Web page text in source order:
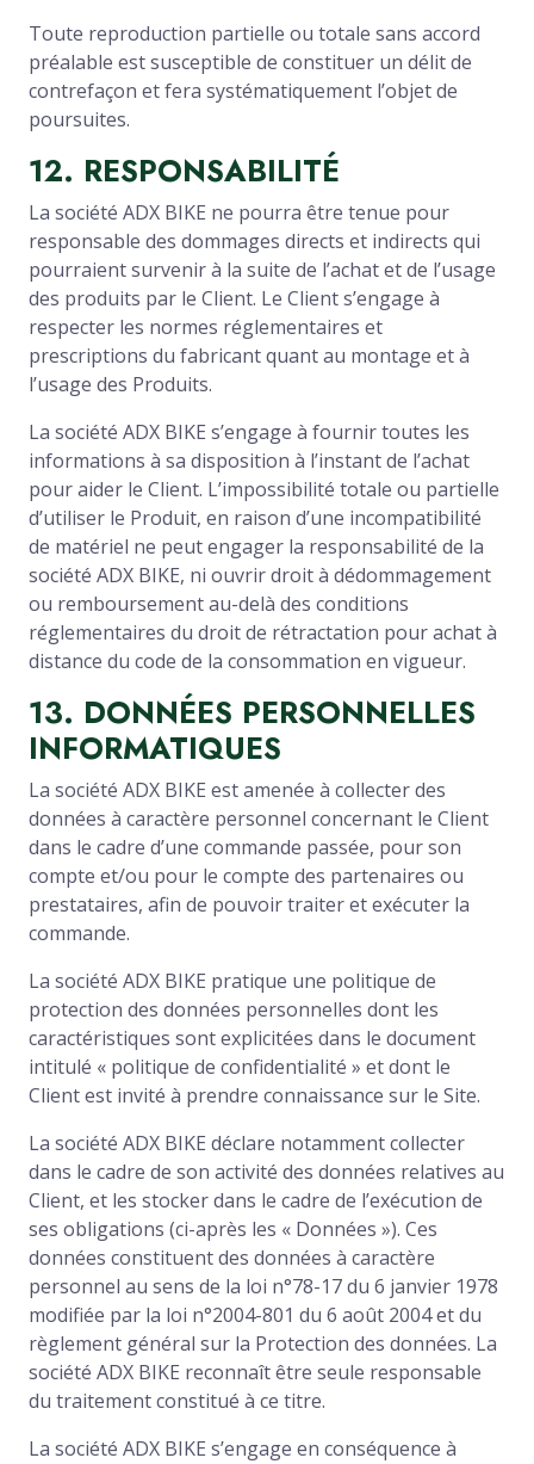
Toute reproduction partielle ou totale sans accord
préalable est susceptible de constituer un délit de
contrefaçon et fera systématiquement l’objet de
poursuites.
12. RESPONSABILITÉ
La société ADX BIKE ne pourra être tenue pour
responsable des dommages directs et indirects qui
pourraient survenir à la suite de l’achat et de l’usage
des produits par le Client. Le Client s’engage à
respecter les normes réglementaires et
prescriptions du fabricant quant au montage et à
l’usage des Produits.
La société ADX BIKE s’engage à fournir toutes les
informations à sa disposition à l’instant de l’achat
pour aider le Client. L’impossibilité totale ou partielle
d’utiliser le Produit, en raison d’une incompatibilité
de matériel ne peut engager la responsabilité de la
société ADX BIKE, ni ouvrir droit à dédommagement
ou remboursement au-delà des conditions
réglementaires du droit de rétractation pour achat à
distance du code de la consommation en vigueur.
13. DONNÉES PERSONNELLES
INFORMATIQUES
La société ADX BIKE est amenée à collecter des
données à caractère personnel concernant le Client
dans le cadre d’une commande passée, pour son
compte et/ou pour le compte des partenaires ou
prestataires, afin de pouvoir traiter et exécuter la
commande.
La société ADX BIKE pratique une politique de
protection des données personnelles dont les
caractéristiques sont explicitées dans le document
intitulé « politique de confidentialité » et dont le
Client est invité à prendre connaissance sur le Site.
La société ADX BIKE déclare notamment collecter
dans le cadre de son activité des données relatives au
Client, et les stocker dans le cadre de l’exécution de
ses obligations (ci-après les « Données »). Ces
données constituent des données à caractère
personnel au sens de la loi n°78-17 du 6 janvier 1978
modifiée par la loi n°2004-801 du 6 août 2004 et du
règlement général sur la Protection des données. La
société ADX BIKE reconnaît être seule responsable
du traitement constitué à ce titre.
La société ADX BIKE s’engage en conséquence à